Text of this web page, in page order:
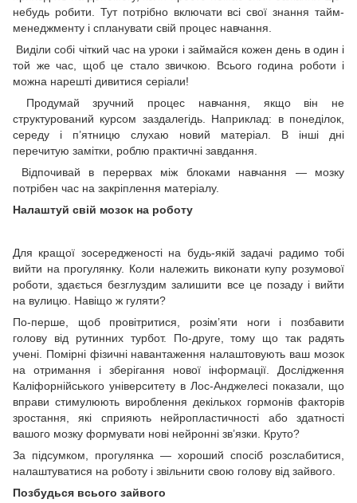
небудь робити. Тут потрібно включати всі свої знання тайм-
менеджменту і спланувати свій процес навчання.
Виділи собі чіткий час на уроки і займайся кожен день в один і
той же час, щоб це стало звичкою. Всього година роботи і
можна нарешті дивитися серіали!
Продумай зручний процес навчання, якщо він не
структурований курсом заздалегідь. Наприклад: в понеділок,
середу і п’ятницю слухаю новий матеріал. В інші дні
перечитую замітки, роблю практичні завдання.
Відпочивай в перервах між блоками навчання — мозку
потрібен час на закріплення матеріалу.
Налаштуй свій мозок на роботу
Для кращої зосередженості на будь-якій задачі радимо тобі
вийти на прогулянку. Коли належить виконати купу розумової
роботи, здається безглуздим залишити все це позаду і вийти
на вулицю. Навіщо ж гуляти?
По-перше, щоб провітритися, розім’яти ноги і позбавити
голову від рутинних турбот. По-друге, тому що так радять
учені. Помірні фізичні навантаження налаштовують ваш мозок
на отримання і зберігання нової інформації. Дослідження
Каліфорнійського університету в Лос-Анджелесі показали, що
вправи стимулюють вироблення декількох гормонів факторів
зростання, які сприяють нейропластичності або здатності
вашого мозку формувати нові нейронні зв’язки. Круто?
За підсумком, прогулянка — хороший спосіб розслабитися,
налаштуватися на роботу і звільнити свою голову від зайвого.
Позбудься всього зайвого